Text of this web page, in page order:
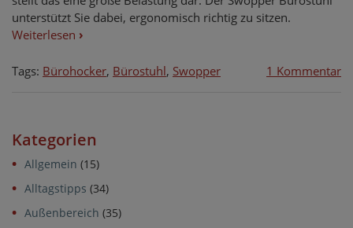
unterstützt Sie dabei, ergonomisch richtig zu sitzen.
Weiterlesen ›
Tags: Bürohocker, Bürostuhl, Swopper 1 Kommentarzu
Kategorien
Allgemein (15)
Alltagstipps (34)
Außenbereich (35)